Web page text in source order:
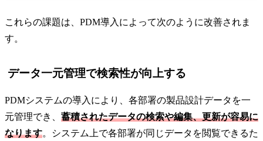
これらの課題は、PDM導入によって次のように改善されま
す。
データ一元管理で検索性が向上する
PDMシステムの導入により、各部署の製品設計データを一
元管理でき、 蓄積されたデータの検索や編集、更新が容易に
なります。システム上で各部署が同じデータを閲覧できるた